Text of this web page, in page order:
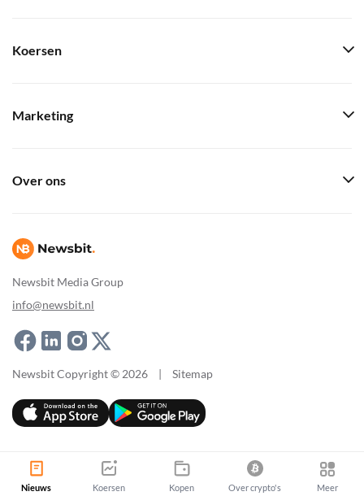
Newsbit Media Group
info@newsbit.nl
Koersen
Marketing
Over ons
Newsbit Copyright © 2026 | Sitemap
Nieuws Koersen Kopen Over crypto's Meer